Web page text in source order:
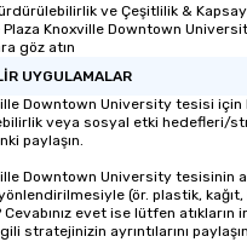
ve Çeşitlilik &
Plaza Knoxville Downtown
göz atın
UYGULAMALAR
Downtown University tesisi için
veya sosyal etki hedefleri/
paylaşın.
Downtown University tesisinin
(ör. plastik,
evet ise lütfen atıkların
stratejinizin ayrıntılarını